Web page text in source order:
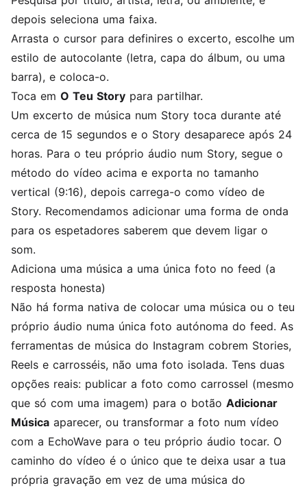
depois seleciona uma faixa.
Arrasta o cursor para definires o excerto, escolhe um
estilo de autocolante (letra, capa do álbum, ou uma
barra), e coloca-o.
Toca em O Teu Story para partilhar.
Um excerto de música num Story toca durante até
cerca de 15 segundos e o Story desaparece após 24
horas. Para o teu próprio áudio num Story, segue o
método do vídeo acima e exporta no tamanho
vertical (9:16), depois carrega-o como vídeo de
Story. Recomendamos adicionar uma forma de onda
para os espetadores saberem que devem ligar o
som.
Adiciona uma música a uma única foto no feed (a
resposta honesta)
Não há forma nativa de colocar uma música ou o teu
próprio áudio numa única foto autónoma do feed. As
ferramentas de música do Instagram cobrem Stories,
Reels e carrosséis, não uma foto isolada. Tens duas
opções reais: publicar a foto como carrossel (mesmo
que só com uma imagem) para o botão Adicionar
Música aparecer, ou transformar a foto num vídeo
com a EchoWave para o teu próprio áudio tocar. O
caminho do vídeo é o único que te deixa usar a tua
própria gravação em vez de uma música do